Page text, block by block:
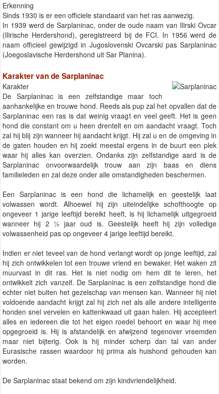
Erkenning
Sinds 1930 is er een officiele standaard van het ras aanwezig.
In 1939 werd de Sarplaninac, onder de oude naam van Ilirski Ovcar
(Ilirische Herdershond), geregistreerd bij de FCI. In 1956 werd de
naam officieel gewijzigd in Jugoslovenski Ovcarski pas Sarplaninac
(Joegoslavische Herdershond uit Sar Planina).
Karakter van de Sarplaninac
Karakter
De Sarplaninac is een zelfstandige maar toch
aanhankelijke en trouwe hond. Reeds als pup zal het opvallen dat de
Sarplaninac een ras is dat weinig vraagt en veel geeft. Het is geen
hond die constant om u heen drentelt en om aandacht vraagt. Toch
zal hij blij zijn wanneer hij aandacht krijgt. Hij zal u en de omgeving in
de gaten houden en hij zoekt meestal ergens in de buurt een plek
waar hij alles kan overzien. Ondanks zijn zelfstandige aard is de
Sarplaninac onvoorwaardelijk trouw aan zijn baas en diens
familieleden en zal deze onder alle omstandigheden beschermen.
Een Sarplaninac is een hond die lichamelijk en geestelijk laat
volwassen wordt. Alhoewel hij zijn uiteindelijke schofthoogte op
ongeveer 1 jarige leeftijd bereikt heeft, is hij lichamelijk uitgegroeid
wanneer hij 2 ½ jaar oud is. Geestelijk heeft hij zijn volledige
volwassenheid pas op ongeveer 4 jarige leeftijd bereikt.
Indien er niet teveel van de hond verlangt wordt op jonge leeftijd, zal
hij zich ontwikkelen tot een trouwe vriend en bewaker. Het waken zit
muurvast in dit ras. Het is niet nodig om hem dit te leren, het
ontwikkelt zich vanzelf. De Sarplaninac is een zelfstandige hond die
echter niet buiten het gezelschap van mensen kan. Wanneer hij niet
voldoende aandacht krijgt zal hij zich net als alle andere intelligente
honden snel vervelen en kattenkwaad uit gaan halen. Hij accepteert
alles en iedereen die tot het eigen roedel behoort en waar hij mee
opgegroeid is. Hij is afstandelijk en afwijzend tegenover vreemden
maar niet bijterig. Ook is hij minder scherp dan tal van ander
Eurasische rassen waardoor hij prima als huishond gehouden kan
worden.
De Sarplaninac staat bekend om zijn kindvriendelijkheid.